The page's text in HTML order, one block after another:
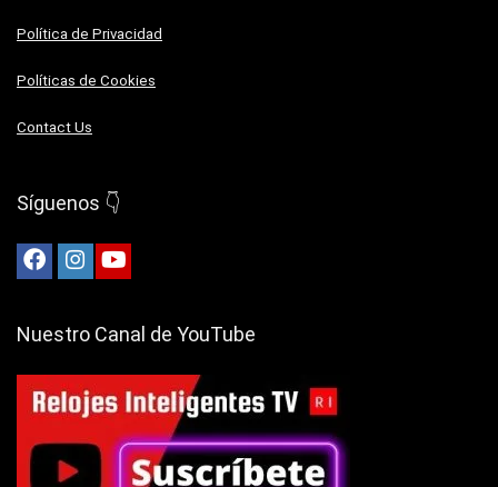
Política de Privacidad
Políticas de Cookies
Contact Us
Síguenos 👇
Nuestro Canal de YouTube